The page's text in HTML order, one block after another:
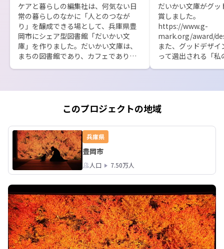
ケアと暮らしの編集社は、何気ない日
常の暮らしのなかに「人とのつなが
り」を醸成できる場として、兵庫県豊
岡市にシェア型図書館「だいかい文
庫」を作りました。だいかい文庫は、
まちの図書館であり、カフェであり、
住民がお金と本を出し合って、本棚を
設置し、交互にお店番をして、運営し
ています。誰もがふらっと訪れること
ができ、自分の好きな本を読んだり、
薦めたり、お店番をして、たまたま居
合わせた人たちと本の話をしたり。一
人でいることもできるけれど、人や本
の温もりを感じながら過ごすこともで
きる場所です。
また隔週で「居場所の相談所」という
医療福祉職のスタッフがだいかい文庫
を訪れた方の悩みやモヤモヤした気持
ちの相談に乗る日や、不定期で「YATAI
CAFE」という、本と珈琲を屋台に乗せ
て、まちなかを歩き地域住民との繋が
だいかい文庫がグ
賞しました。
https://www.g-
mark.org/award/
また、グッドデザ
って選出される「
このプロジェクトの地域
兵庫県
豊岡市
人口 7.50万人